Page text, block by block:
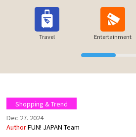
Travel Entertainment
Shopping & Trend
Dec 27. 2024
AuthorFUN! JAPAN Team